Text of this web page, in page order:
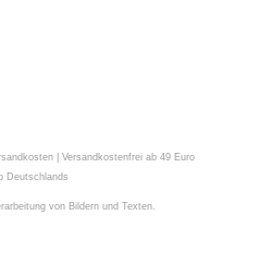
| Versandkostenfrei ab 49 Euro
Deutschlands
von Bildern und Texten.